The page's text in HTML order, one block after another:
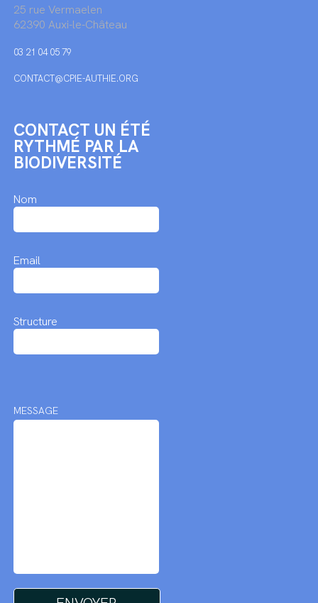
25 rue Vermaelen
62390 Auxi-le-Château
03 21 04 05 79
CONTACT@CPIE-AUTHIE.ORG
CONTACT UN ÉTÉ
RYTHMÉ PAR LA
BIODIVERSITÉ
Nom
Email
Structure
MESSAGE